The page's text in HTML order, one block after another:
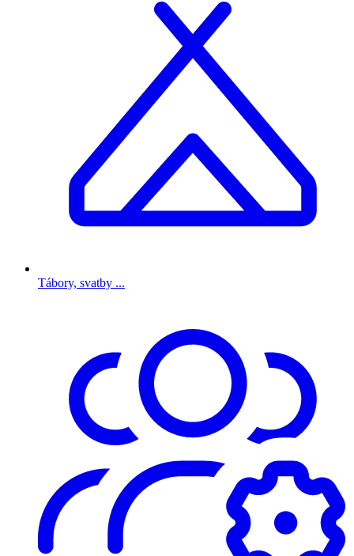
Tábory, svatby ...